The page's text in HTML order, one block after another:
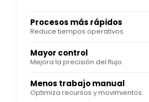
Procesos más rápidos
Reduce tiempos operativos.
Mayor control
Mejora la precisión del flujo.
Menos trabajo manual
Optimiza recursos y movimientos.